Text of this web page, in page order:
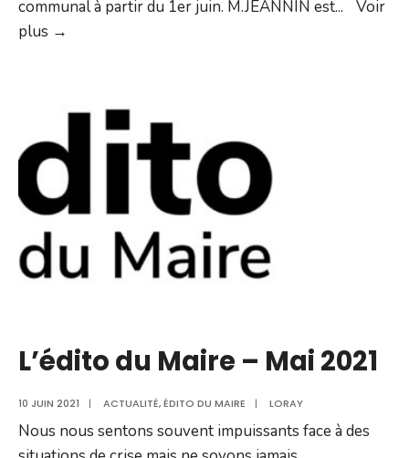
communal à partir du 1er juin. M.JEANNIN est...
Voir
plus →
L’édito du Maire – Mai 2021
10 JUIN 2021 | ACTUALITÉ,ÉDITO DU MAIRE | LORAY
Nous nous sentons souvent impuissants face à des